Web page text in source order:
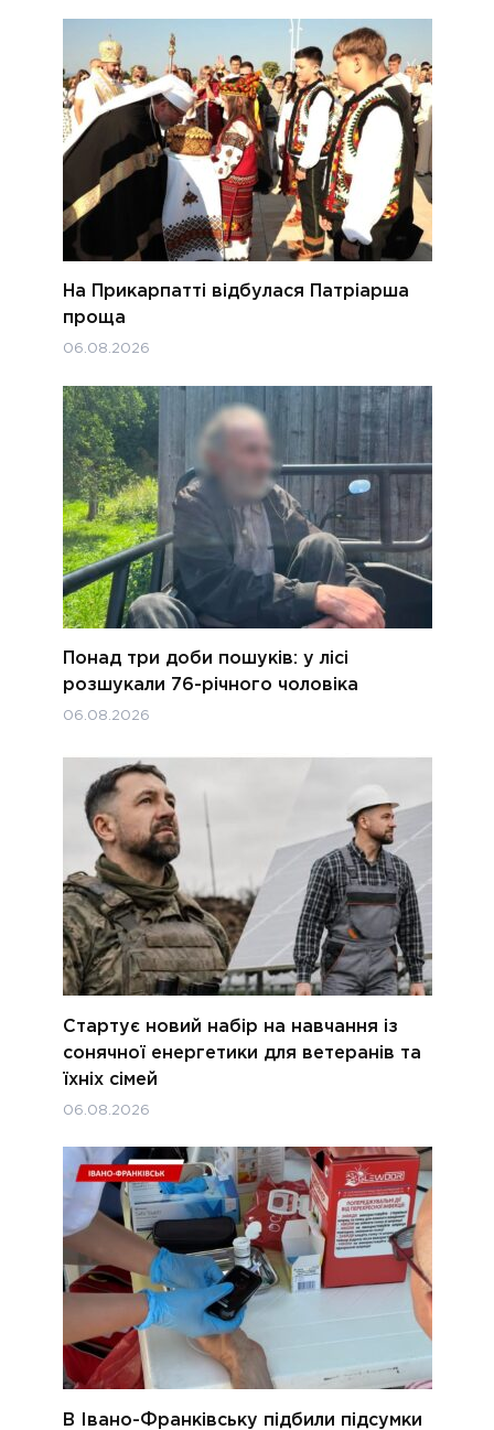
На Прикарпатті відбулася Патріарша
проща
06.08.2026
Понад три доби пошуків: у лісі
розшукали 76-річного чоловіка
06.08.2026
Стартує новий набір на навчання із
сонячної енергетики для ветеранів та
їхніх сімей
06.08.2026
В Івано-Франківську підбили підсумки